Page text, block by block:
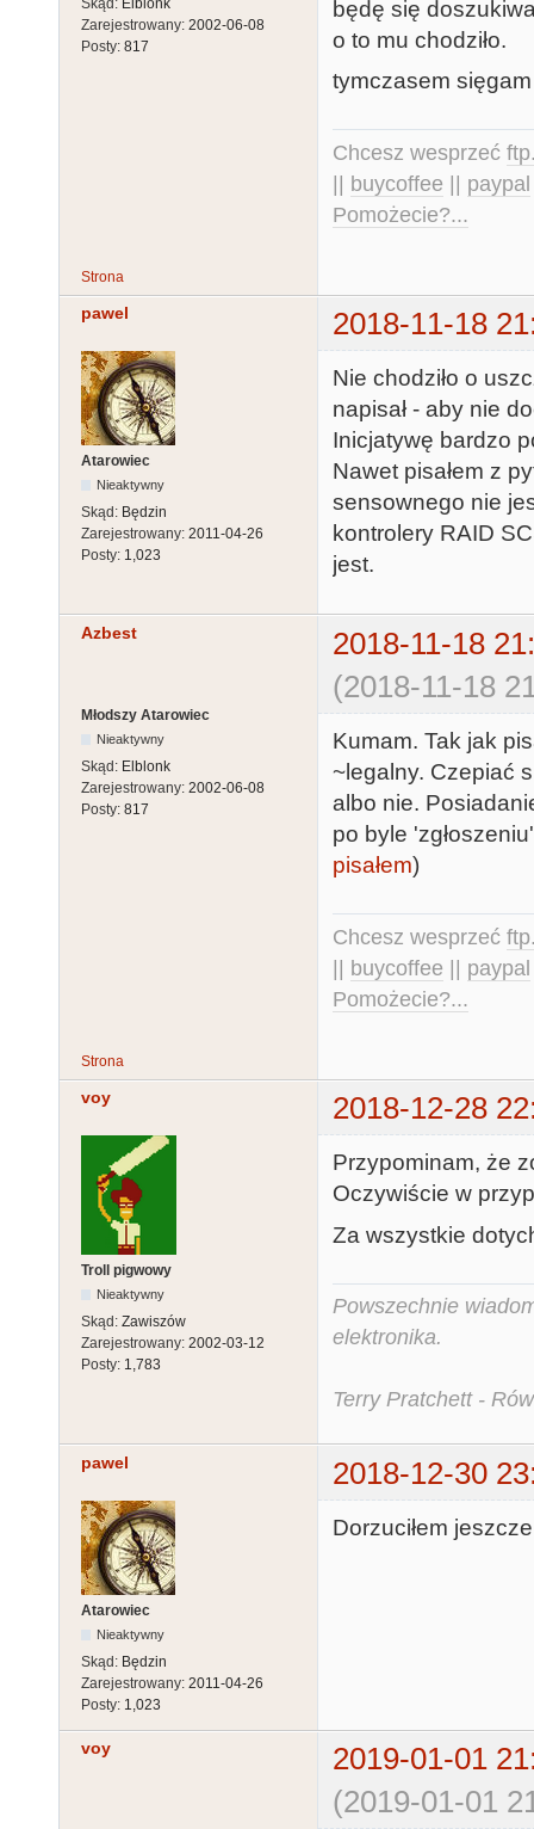
Zarejestrowany: 2002-06-08
Posty: 817
będę się
o to mu chodziło.
tymczasem
Chcesz wesprzeć
|| buycoffee || paypal
Pomożecie?...
Strona
pawel 2018-11-18
Atarowiec
Nieaktywny
Skąd: Będzin
Zarejestrowany: 2011-04-26
Posty: 1,023
Nie chodziło o
napisał - aby nie
Inicjatywę bardzo
Nawet pisałem z
sensownego nie
kontrolery RAID
jest.
Azbest
2018-11-18
(2018-11-18
Młodszy Atarowiec
Nieaktywny
Skąd: Elblonk
Zarejestrowany: 2002-06-08
Posty: 817
Kumam. Tak jak
~legalny. Czepiać
albo nie.
po byle
pisałem)
Chcesz wesprzeć
|| buycoffee || paypal
Pomożecie?...
Strona
voy 2018-12-28
Troll pigwowy
Nieaktywny
Skąd: Zawiszów
Zarejestrowany: 2002-03-12
Posty: 1,783
Przypominam, że
Oczywiście w
Za wszystkie
Powszechnie
elektronika.
Terry Pratchett -
pawel 2018-12-30
Atarowiec
Nieaktywny
Skąd: Będzin
Zarejestrowany: 2011-04-26
Posty: 1,023
Dorzuciłem
voy
2019-01-01
(2019-01-01